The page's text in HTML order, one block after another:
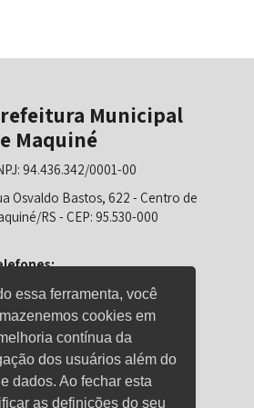
essa ferramenta, você
cookies em
contínua da
dos usuários além do
dados. Ao fechar esta
as definições do seu
Municipal
Maquiné
94.436.342/0001-00
Osvaldo Bastos, 622 - Centro de
RS - CEP: 95.530-000
6281325 (Prefeitura)
6281326 (Educação)
6281139 (Saúde)